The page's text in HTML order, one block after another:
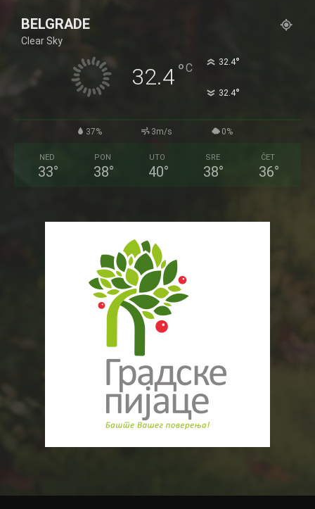
BELGRADE
Clear Sky
32.4°C 32.4°
32.4°
37% 3m/s 0%
NED
33°
PON
38°
UTO
40°
SRE
38°
ČET
36°